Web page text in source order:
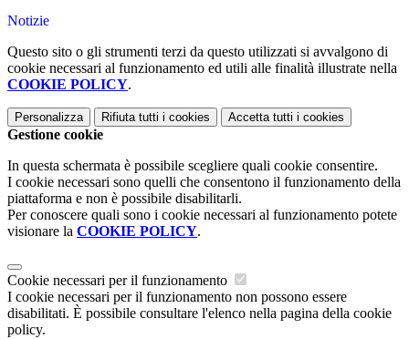
Notizie
Questo sito o gli strumenti terzi da questo utilizzati si avvalgono di
cookie necessari al funzionamento ed utili alle finalità illustrate nella
COOKIE POLICY.
Personalizza Rifiuta tutti i cookies Accetta tutti i cookies
Gestione cookie
In questa schermata è possibile scegliere quali cookie consentire.
I cookie necessari sono quelli che consentono il funzionamento della
piattaforma e non è possibile disabilitarli.
Per conoscere quali sono i cookie necessari al funzionamento potete
visionare la COOKIE POLICY.
Cookie necessari per il funzionamento
I cookie necessari per il funzionamento non possono essere
disabilitati. È possibile consultare l'elenco nella pagina della cookie
policy.